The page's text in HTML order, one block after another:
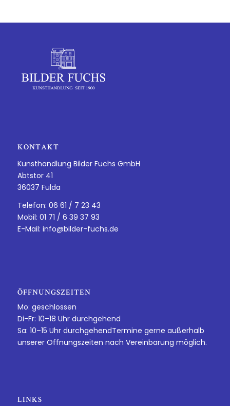
KONTAKT
Kunsthandlung Bilder Fuchs GmbH
Abtstor 41
36037 Fulda
Telefon: 06 61 / 7 23 43
Mobil: 01 71 / 6 39 37 93
E-Mail: info@bilder-fuchs.de
ÖFFNUNGSZEITEN
Mo: geschlossen
Di-Fr: 10–18 Uhr durchgehend
Sa: 10–15 Uhr durchgehendTermine gerne außerhalb
unserer Öffnungszeiten nach Vereinbarung möglich.
LINKS